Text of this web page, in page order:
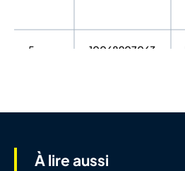
5 10068907063
À lire aussi